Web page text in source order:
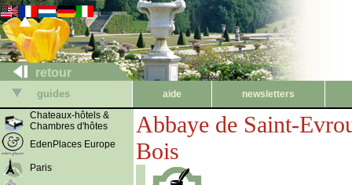
retour
guides aide
newsletters
Chateaux-hôtels &
Chambres d'hôtes
EdenPlaces Europe
Paris
Abbaye de Saint-
Bois